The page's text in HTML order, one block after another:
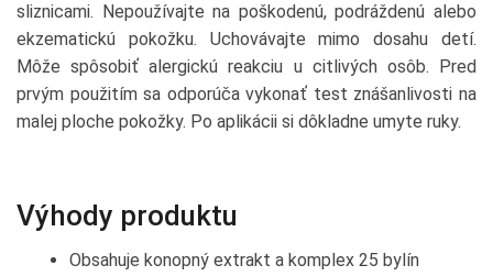
sliznicami. Nepoužívajte na poškodenú, podráždenú alebo
ekzematickú pokožku. Uchovávajte mimo dosahu detí.
Môže spôsobiť alergickú reakciu u citlivých osôb. Pred
prvým použitím sa odporúča vykonať test znášanlivosti na
malej ploche pokožky. Po aplikácii si dôkladne umyte ruky.
Výhody produktu
Obsahuje konopný extrakt a komplex 25 bylín